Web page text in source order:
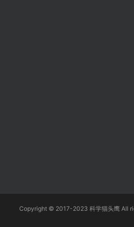
Copyright © 2017-2023 科学猫头鹰 All